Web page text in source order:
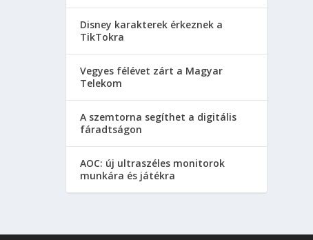
Disney karakterek érkeznek a
TikTokra
Vegyes félévet zárt a Magyar
Telekom
A szemtorna segíthet a digitális
fáradtságon
AOC: új ultraszéles monitorok
munkára és játékra